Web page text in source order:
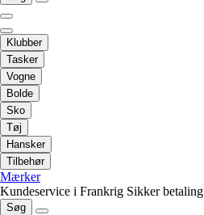
Klubber
Tasker
Vogne
Bolde
Sko
Tøj
Hansker
Tilbehør
Mærker
Kundeservice i Frankrig Sikker betaling
Søg